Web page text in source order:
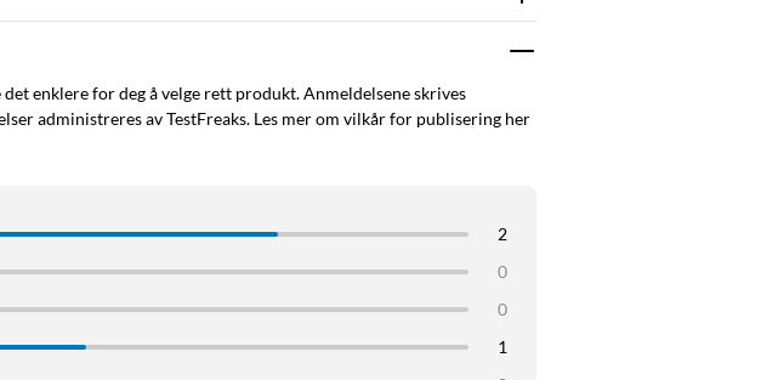
detaljer. Låsen kan justeres trinnløst, slik at du finner riktig
enklere for deg å velge rett produkt. Anmeldelsene skrives
administreres av TestFreaks. Les mer om vilkår for publisering her
2
0
0
1